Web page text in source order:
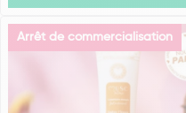
Arrêt de commercialisation